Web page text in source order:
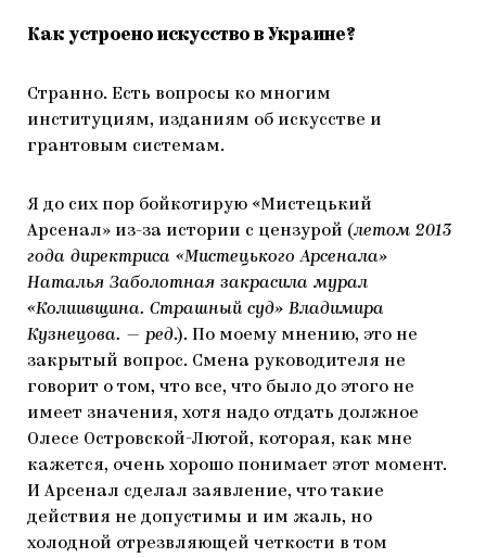
Как устроено искусство в Украине?
Странно. Есть вопросы ко многим
институциям, изданиям об искусстве и
грантовым системам.
Я до сих пор бойкотирую «Мистецький
Арсенал» из-за истории с цензурой (летом 2013
года директриса «Мистецького Арсенала»
Наталья Заболотная закрасила мурал
«Колиивщина. Страшный суд» Владимира
Кузнецова. — ред.). По моему мнению, это не
закрытый вопрос. Смена руководителя не
говорит о том, что все, что было до этого не
имеет значения, хотя надо отдать должное
Олесе Островской-Лютой, которая, как мне
кажется, очень хорошо понимает этот момент.
И Арсенал сделал заявление, что такие
действия не допустимы и им жаль, но
холодной отрезвляющей четкости в том